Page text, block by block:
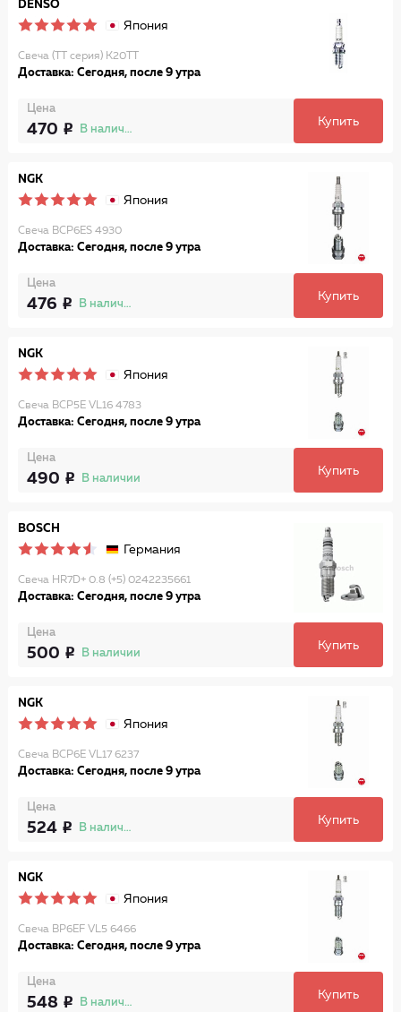
DENSO
Япония
Свеча (TT серия) K20TT
Доставка: Сегодня, после 9 утра
Цена
470 В наличии
Купить
NGK
Япония
Свеча BCP6ES 4930
Доставка: Сегодня, после 9 утра
Цена
476 В наличии
Купить
NGK
Япония
Свеча BCP5E VL16 4783
Доставка: Сегодня, после 9 утра
Цена
490 В наличии
Купить
BOSCH
Германия
Свеча HR7D+ 0.8 (+5) 0242235661
Доставка: Сегодня, после 9 утра
Цена
500 В наличии
Купить
NGK
Япония
Свеча BCP6E VL17 6237
Доставка: Сегодня, после 9 утра
Цена
524 В наличии
Купить
NGK
Япония
Свеча BP6EF VL5 6466
Доставка: Сегодня, после 9 утра
Цена
548 В наличии
Купить